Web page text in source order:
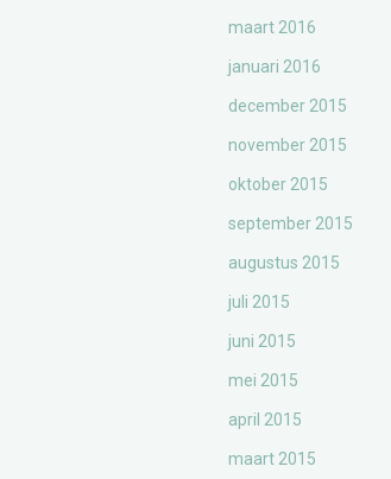
maart 2016
januari 2016
december 2015
november 2015
oktober 2015
september 2015
augustus 2015
juli 2015
juni 2015
mei 2015
april 2015
maart 2015